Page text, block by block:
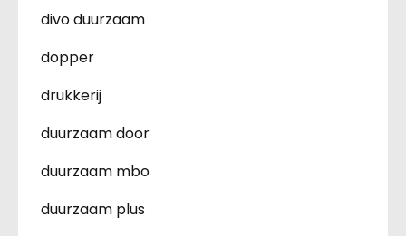
divo duurzaam
dopper
drukkerij
duurzaam door
duurzaam mbo
duurzaam plus